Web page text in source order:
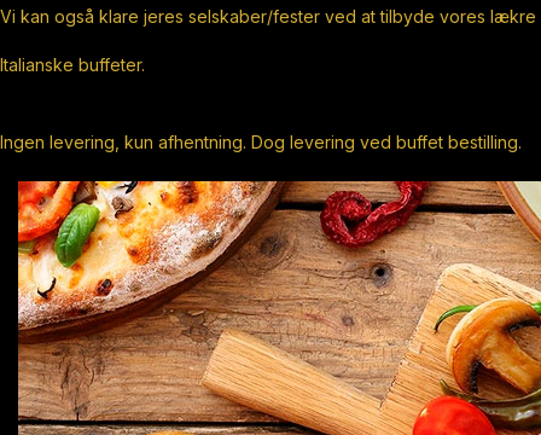
Vi kan også klare jeres selskaber/fester ved at tilbyde vores lækre
Italianske buffeter.
Ingen levering, kun afhentning. Dog levering ved buffet bestilling.